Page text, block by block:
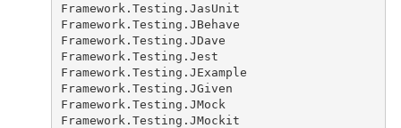
Framework.Testing.JasUnit
Framework.Testing.JBehave
Framework.Testing.JDave
Framework.Testing.Jest
Framework.Testing.JExample
Framework.Testing.JGiven
Framework.Testing.JMock
Framework.Testing.JMockit